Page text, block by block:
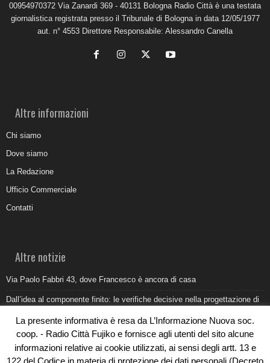
00954970372 Via Zanardi 369 - 40131 Bologna Radio Città è una testata
giornalistica registrata presso il Tribunale di Bologna in data 12/05/1977
aut. n° 4553 Direttore Responsabile: Alessandro Canella
Altre informazioni
Chi siamo
Dove siamo
La Redazione
Ufficio Commerciale
Contatti
Altre notizie
Via Paolo Fabbri 43, dove Francesco è ancora di casa
Dall’idea al componente finito: le verifiche decisive nella progettazione di
Belvedere Marittimo e il report ARPACAL 2026 sulla qualità del mare
Come organizzare e allestire una camera ardente per l’ultimo saluto
La presente informativa è resa da L’Informazione Nuova soc.
coop. - Radio Città Fujiko e fornisce agli utenti del sito alcune
informazioni relative ai cookie utilizzati, ai sensi degli artt. 13 e